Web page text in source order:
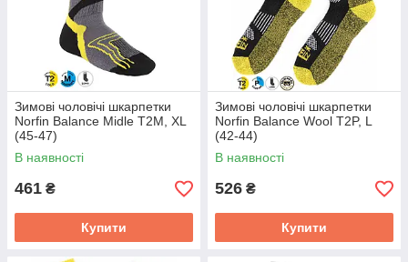
Зимові чоловічі шкарпетки
Norfin Balance Midle T2M, XL
(45-47)
В наявності
461 ₴
Купити
Зимові чоловічі шкарпетки
Norfin Balance Wool T2P, L
(42-44)
В наявності
526 ₴
Купити